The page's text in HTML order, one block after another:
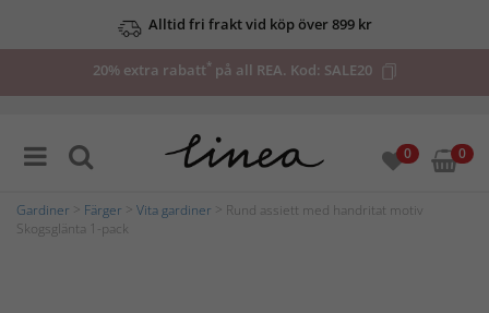
Alltid fri frakt vid köp över 899 kr
20% extra rabatt*på all REA. Kod: SALE20
0 0
Gardiner Färger Vita gardiner > Rund assiett med handritat motiv
Skogsglänta 1-pack